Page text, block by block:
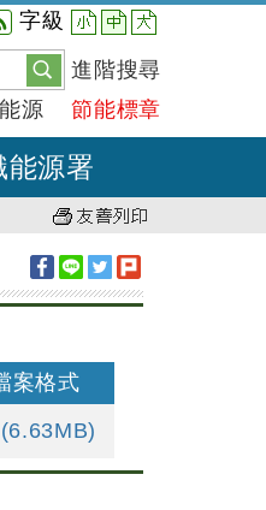
字級 小 中 大
進階搜尋
源 節能標章
能源署
案格式
(6.63MB)